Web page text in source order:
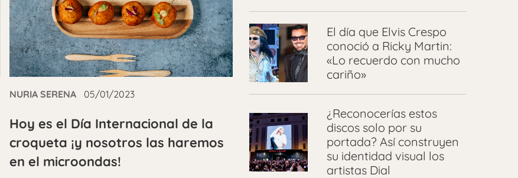
NURIA SERENA 05/01/2023
Hoy es el Día Internacional de la
croqueta ¡y nosotros las haremos
en el microondas!
El día que Elvis Crespo
conoció a Ricky Martin:
«Lo recuerdo con mucho
cariño»
¿Reconocerías estos
discos solo por su
portada? Así construyen
su identidad visual los
artistas Dial